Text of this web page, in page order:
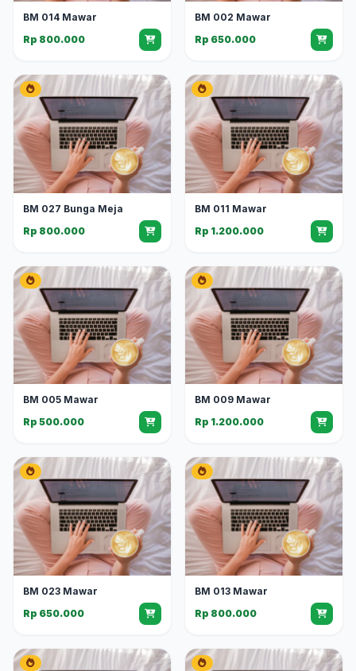
BM 014 Mawar
Rp 800.000
BM 002 Mawar
Rp 650.000
BM 027 Bunga Meja
Rp 800.000
BM 011 Mawar
Rp 1.200.000
BM 005 Mawar
Rp 500.000
BM 009 Mawar
Rp 1.200.000
BM 023 Mawar
Rp 650.000
BM 013 Mawar
Rp 800.000